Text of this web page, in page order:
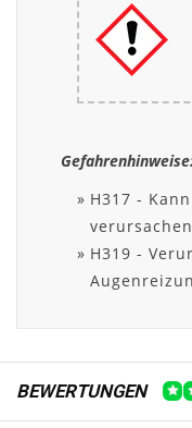
H317 -
H319 -
BEWERTUNGEN